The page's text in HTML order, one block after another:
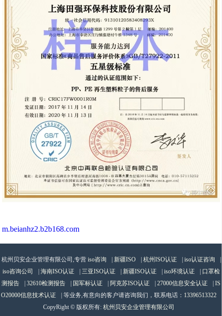
m.beianhz2.b2b168.com
杭州贝安企业管理有限公司,专营 iso咨询 新疆ISO 杭州ISO认证 iso认证咨询
iso咨询公司
海南ISO认证 三亚ISO认证 新疆ISO认证 iso环境认证
口罩检
测报告
32610检测报告 国军标认证 阿克苏ISO认证 27000信息安全认证
IS
O20000信息技术认证
| 等业务,有意向的客户请咨询我们，联系电话： 13396513322
CopyRight © 版权所有: 杭州贝安企业管理有限公司